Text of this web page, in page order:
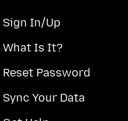
Sign In/Up
What Is It?
Reset Password
Sync Your Data